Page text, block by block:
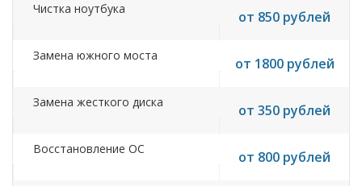
Чистка ноутбука от 850 рублей
Замена южного моста от 1800 рублей
Замена жесткого диска от 350 рублей
Восстановление ОС от 800 рублей